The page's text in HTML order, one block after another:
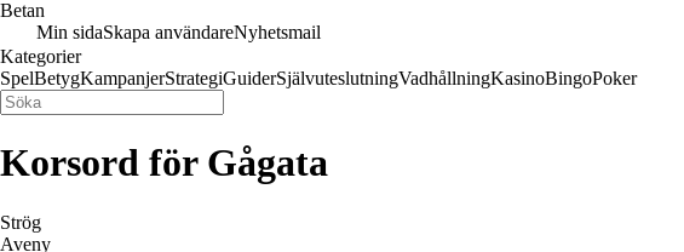
Betan
Min sidaSkapa användareNyhetsmail
Kategorier
SpelBetygKampanjerStrategiGuiderSjälvuteslutningVadhållningKasinoBingoPoker
Korsord för Gågata
Strög
Aveny